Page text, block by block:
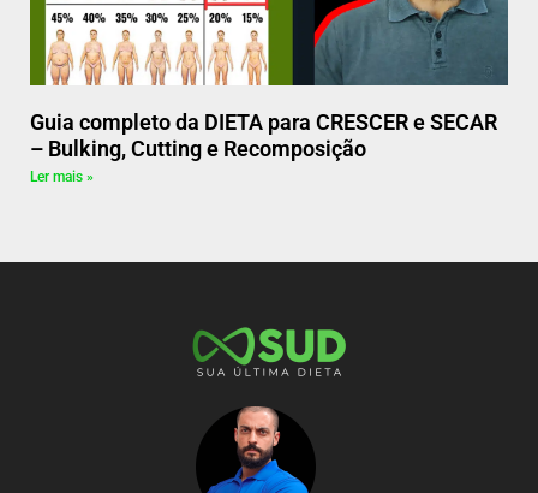
Guia completo da DIETA para CRESCER e SECAR
– Bulking, Cutting e Recomposição
Ler mais »